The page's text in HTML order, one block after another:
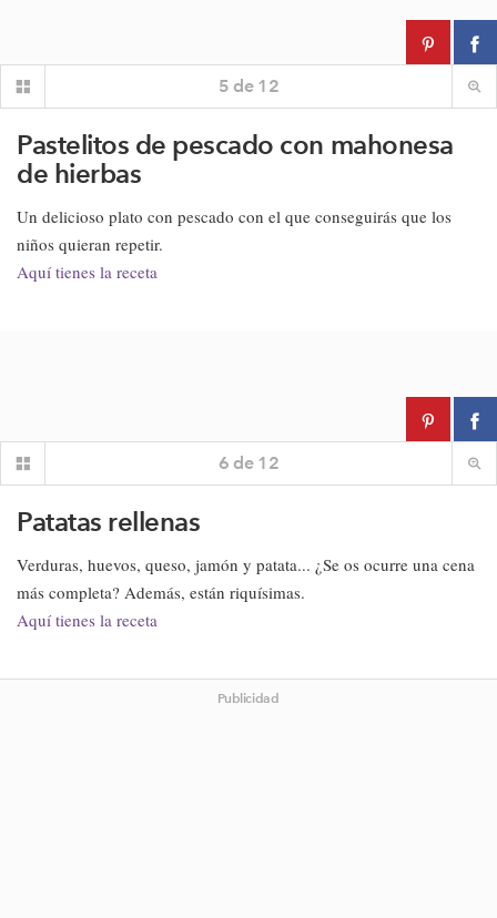
5 de 12
Pastelitos de pescado con mahonesa
de hierbas
Un delicioso plato con pescado con el que conseguirás que los
niños quieran repetir.
Aquí tienes la receta
6 de 12
Patatas rellenas
Verduras, huevos, queso, jamón y patata... ¿Se os ocurre una cena
más completa? Además, están riquísimas.
Aquí tienes la receta
Publicidad